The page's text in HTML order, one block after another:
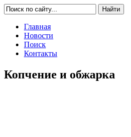
Главная
Новости
Поиск
Контакты
Копчение и обжарка